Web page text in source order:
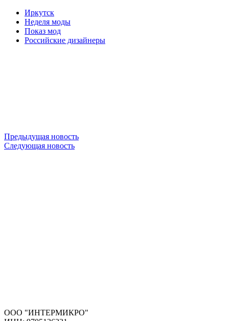
Иркутск
Неделя моды
Показ мод
Российские дизайнеры
Предыдущая новость
Следующая новость
ООО "ИНТЕРМИКРО"